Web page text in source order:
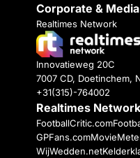
Corporate & Media
Realtimes Network
Innovatieweg 20C
7007 CD, Doetinchem,
+31(315)-764002
Realtimes Network
FootballCritic.com
GPFans.com
WijWedden.net